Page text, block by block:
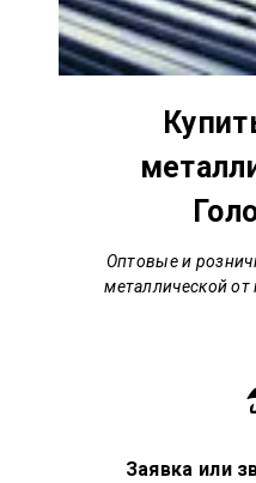
Оптовые и
металлической
Заявка или